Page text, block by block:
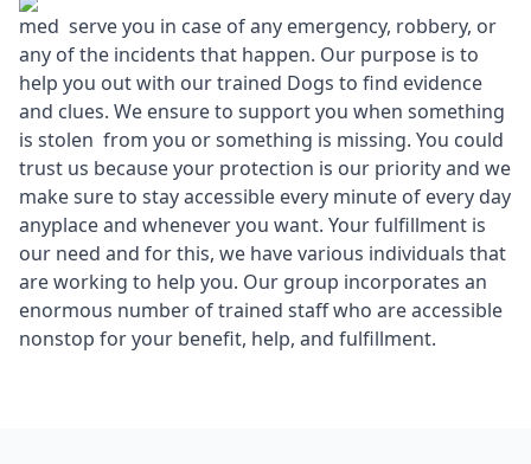
med serve you in case of any emergency, robbery, or
any of the incidents that happen. Our purpose is to
help you out with our trained Dogs to find evidence
and clues. We ensure to support you when something
is stolen from you or something is missing. You could
trust us because your protection is our priority and we
make sure to stay accessible every minute of every day
anyplace and whenever you want. Your fulfillment is
our need and for this, we have various individuals that
are working to help you. Our group incorporates an
enormous number of trained staff who are accessible
nonstop for your benefit, help, and fulfillment.